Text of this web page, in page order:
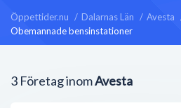
Öppettider.nu Dalarnas Län
Avesta
Obemannade bensinstationer
3 Företag inomAvesta